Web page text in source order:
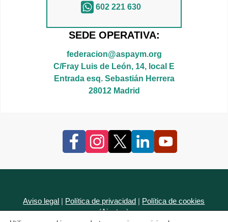
602 221 630
SEDE OPERATIVA:
federacion@aspaym.org
C/Fray Luis de León, 14, local E
Entrada esq. Sebastián Herrera
28012 Madrid
Aviso legal Política de privacidad
Política de cookies
(Ajustes)